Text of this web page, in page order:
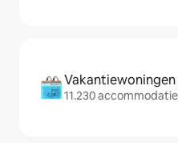
11.230